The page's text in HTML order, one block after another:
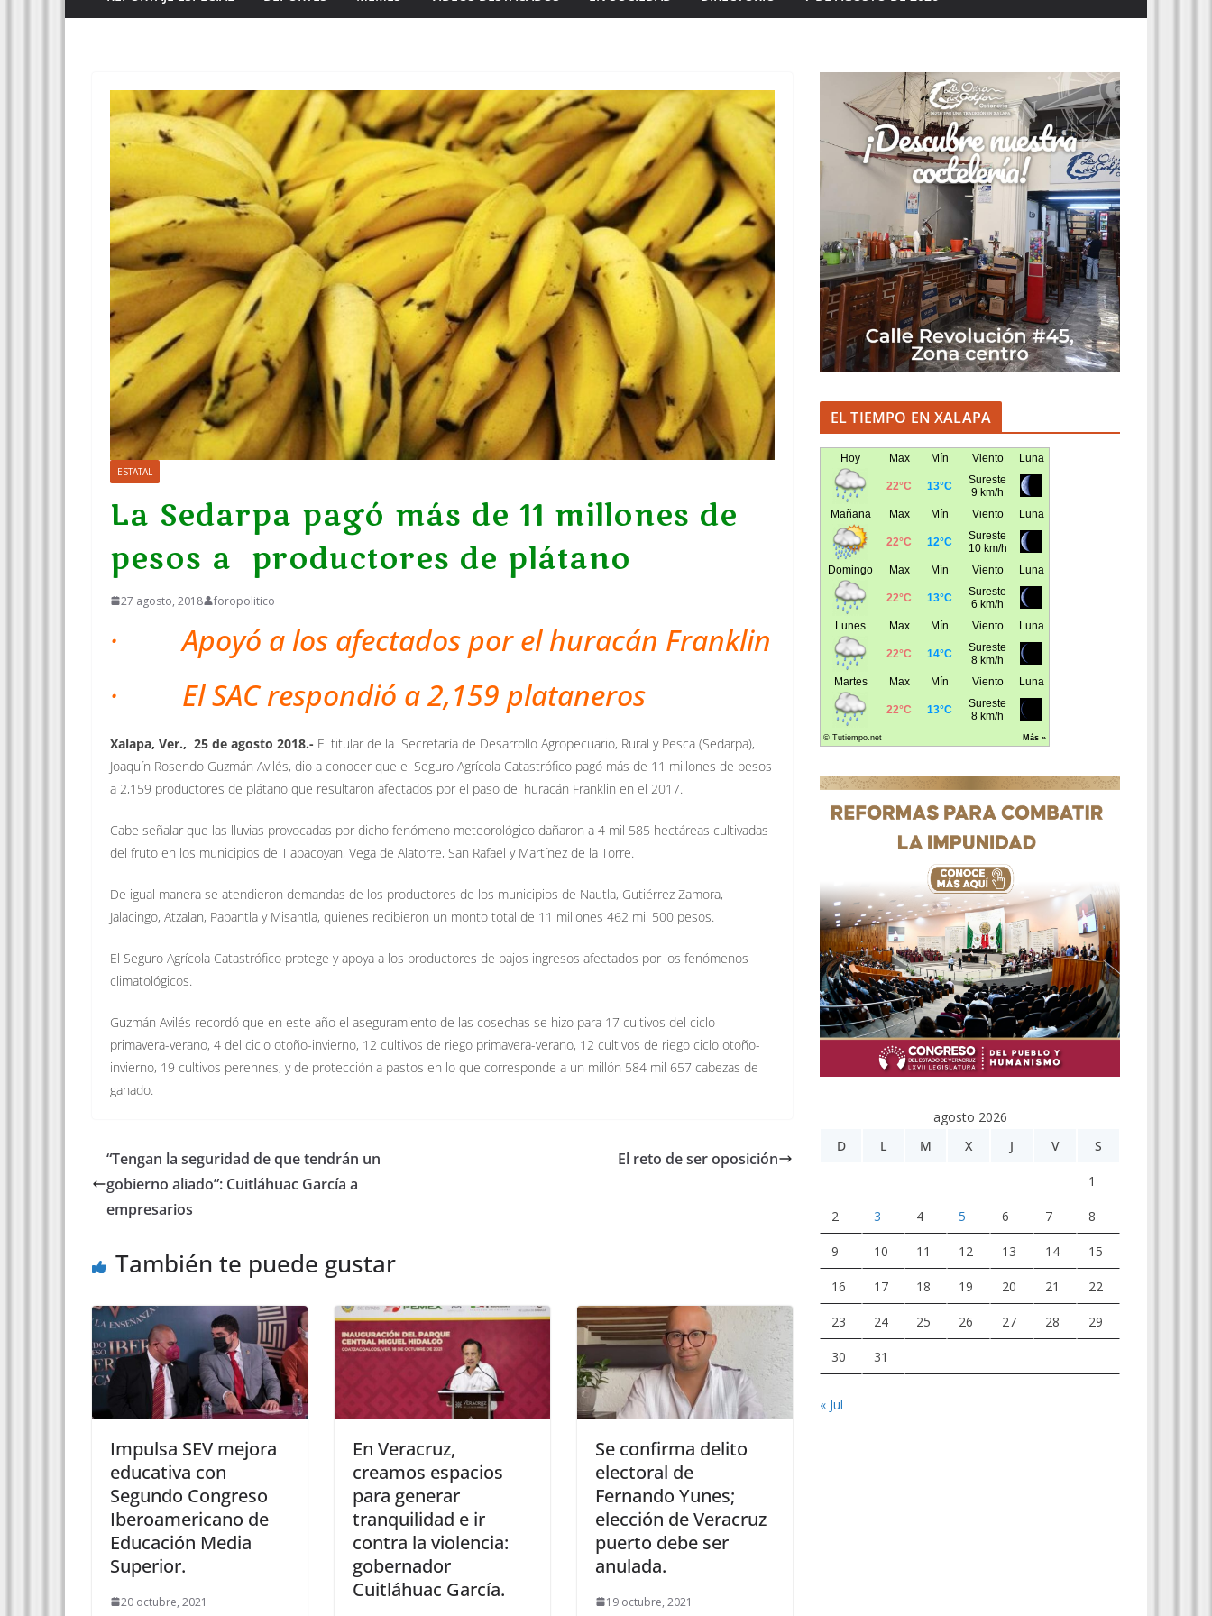
ESTATAL
La Sedarpa pagó más de 11 millones de
pesos a productores de plátano
27 agosto, 2018 foropolitico
· Apoyó a los afectados por el huracán Franklin
· El SAC respondió a 2,159 plataneros
Xalapa, Ver., 25 de agosto 2018.- El titular de la Secretaría de Desarrollo Agropecuario, Rural y Pesca (Sedarpa),
Joaquín Rosendo Guzmán Avilés, dio a conocer que el Seguro Agrícola Catastrófico pagó más de 11 millones de pesos
a 2,159 productores de plátano que resultaron afectados por el paso del huracán Franklin en el 2017.
Cabe señalar que las lluvias provocadas por dicho fenómeno meteorológico dañaron a 4 mil 585 hectáreas cultivadas
del fruto en los municipios de Tlapacoyan, Vega de Alatorre, San Rafael y Martínez de la Torre.
De igual manera se atendieron demandas de los productores de los municipios de Nautla, Gutiérrez Zamora,
Jalacingo, Atzalan, Papantla y Misantla, quienes recibieron un monto total de 11 millones 462 mil 500 pesos.
El Seguro Agrícola Catastrófico protege y apoya a los productores de bajos ingresos afectados por los fenómenos
climatológicos.
Guzmán Avilés recordó que en este año el aseguramiento de las cosechas se hizo para 17 cultivos del ciclo
primavera-verano, 4 del ciclo otoño-invierno, 12 cultivos de riego primavera-verano, 12 cultivos de riego ciclo otoño-
invierno, 19 cultivos perennes, y de protección a pastos en lo que corresponde a un millón 584 mil 657 cabezas de
ganado.
“Tengan la seguridad de que tendrán un
gobierno aliado”: Cuitláhuac García a
empresarios
El reto de ser oposición
También te puede gustar
Impulsa SEV mejora
educativa con
Segundo Congreso
Iberoamericano de
Educación Media
Superior.
20 octubre, 2021
En Veracruz,
creamos espacios
para generar
tranquilidad e ir
contra la violencia:
gobernador
Cuitláhuac García.
Se confirma delito
electoral de
Fernando Yunes;
elección de Veracruz
puerto debe ser
anulada.
19 octubre, 2021
EL TIEMPO EN XALAPA
agosto 2026
D
L M X J V S
1
2 3 4 5 6 7 8
9 10 11 12 13 14 15
16 17 18 19 20 21 22
23 24 25 26 27 28 29
30 31
« Jul